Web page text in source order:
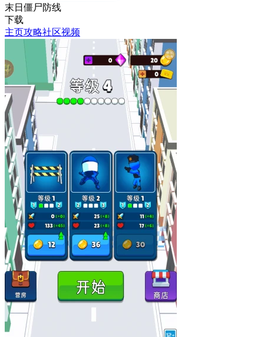
末日僵尸防线
下载
主页攻略社区视频